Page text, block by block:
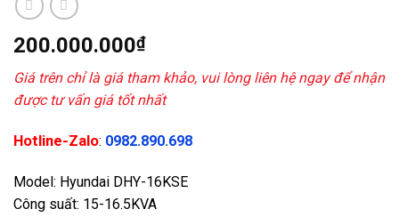
200.000.000₫
Giá trên chỉ là giá tham khảo, vui lòng liên hệ ngay để nhận
được tư vấn giá tốt nhất
Hotline-Zalo: 0982.890.698
Model: Hyundai DHY-16KSE
Công suất: 15-16.5KVA